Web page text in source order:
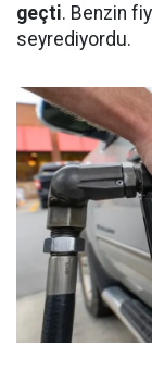
geçti. Benzin
seyrediyordu.